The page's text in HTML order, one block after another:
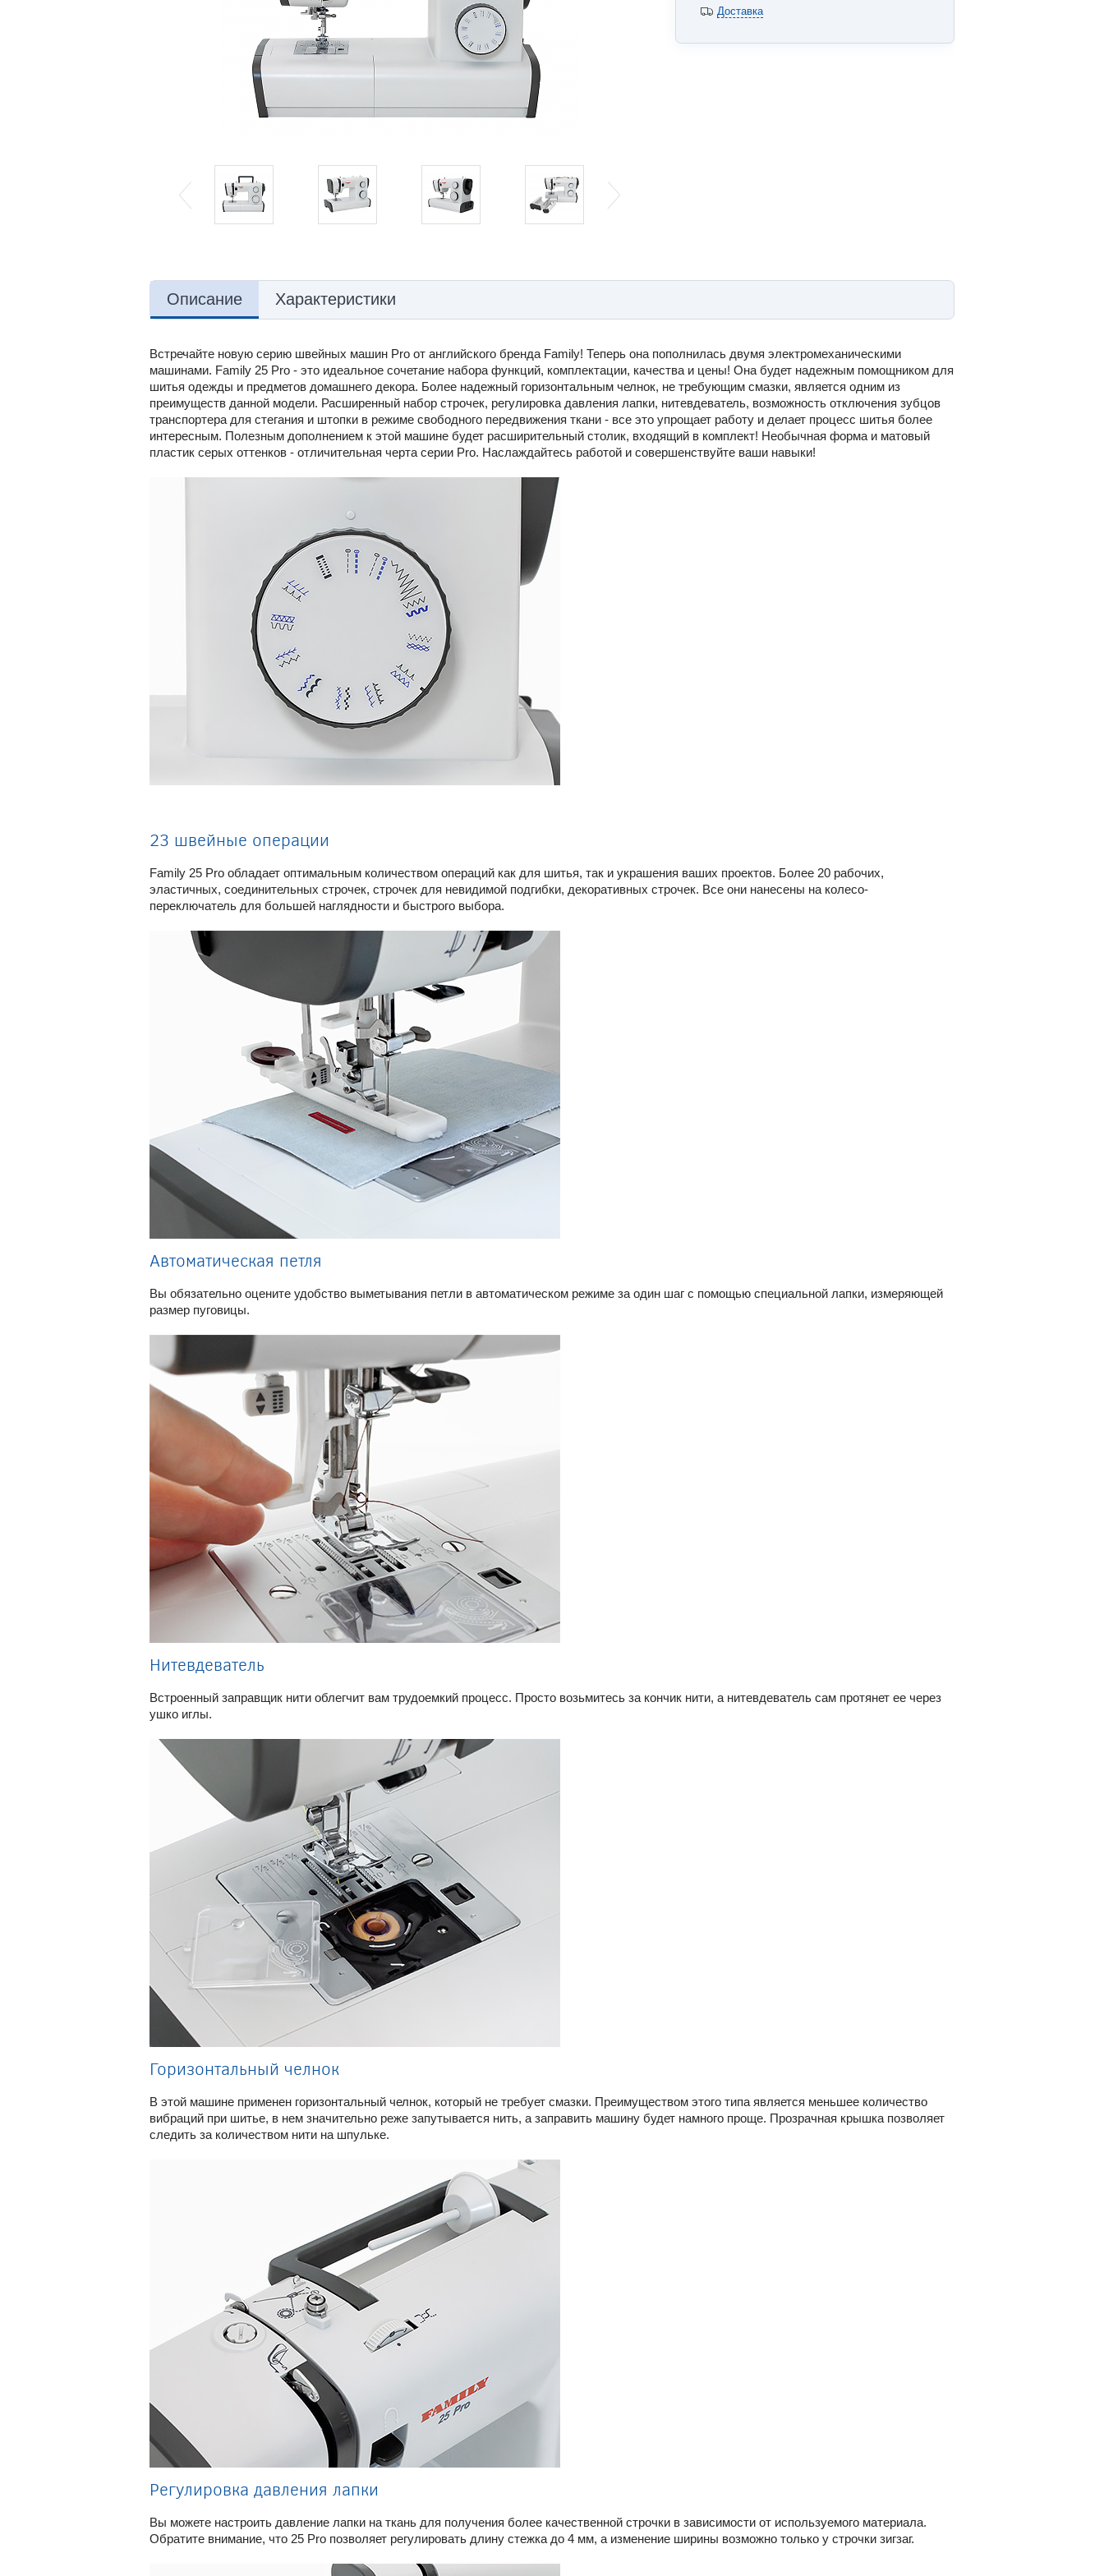
Доставка
Описание Характеристики
Встречайте новую серию швейных машин Pro от английского бренда Family! Теперь она пополнилась двумя электромеханическими
машинами. Family 25 Pro - это идеальное сочетание набора функций, комплектации, качества и цены! Она будет надежным помощником для
шитья одежды и предметов домашнего декора. Более надежный горизонтальным челнок, не требующим смазки, является одним из
преимуществ данной модели. Расширенный набор строчек, регулировка давления лапки, нитевдеватель, возможность отключения зубцов
транспортера для стегания и штопки в режиме свободного передвижения ткани - все это упрощает работу и делает процесс шитья более
интересным. Полезным дополнением к этой машине будет расширительный столик, входящий в комплект! Необычная форма и матовый
пластик серых оттенков - отличительная черта серии Pro. Наслаждайтесь работой и совершенствуйте ваши навыки!
23 швейные операции
Family 25 Pro обладает оптимальным количеством операций как для шитья, так и украшения ваших проектов. Более 20 рабочих,
эластичных, соединительных строчек, строчек для невидимой подгибки, декоративных строчек. Все они нанесены на колесо-
переключатель для большей наглядности и быстрого выбора.
Автоматическая петля
Вы обязательно оцените удобство выметывания петли в автоматическом режиме за один шаг с помощью специальной лапки, измеряющей
размер пуговицы.
Нитевдеватель
Встроенный заправщик нити облегчит вам трудоемкий процесс. Просто возьмитесь за кончик нити, а нитевдеватель сам протянет ее через
ушко иглы.
Горизонтальный челнок
В этой машине применен горизонтальный челнок, который не требует смазки. Преимуществом этого типа является меньшее количество
вибраций при шитье, в нем значительно реже запутывается нить, а заправить машину будет намного проще. Прозрачная крышка позволяет
следить за количеством нити на шпульке.
Регулировка давления лапки
Вы можете настроить давление лапки на ткань для получения более качественной строчки в зависимости от используемого материала.
Обратите внимание, что 25 Pro позволяет регулировать длину стежка до 4 мм, а изменение ширины возможно только у строчки зигзаг.